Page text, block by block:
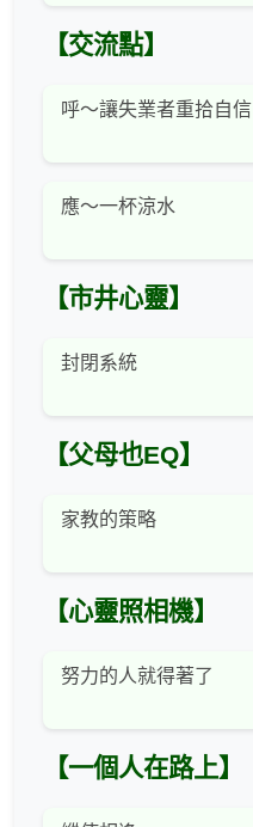
【交流點】
呼～讓失業者重拾自信
應～一杯涼水
【市井心靈】
封閉系統
【父母也EQ】
家教的策略
【心靈照相機】
努力的人就得著了
【一個人在路上】